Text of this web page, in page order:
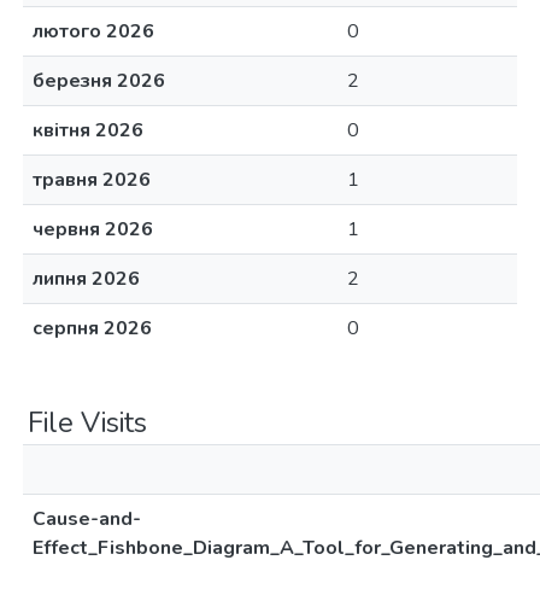
лютого 2026
0
березня 2026
2
квітня 2026
0
травня 2026
1
червня 2026
1
липня 2026
2
серпня 2026
0
File Visits
Cause-and-